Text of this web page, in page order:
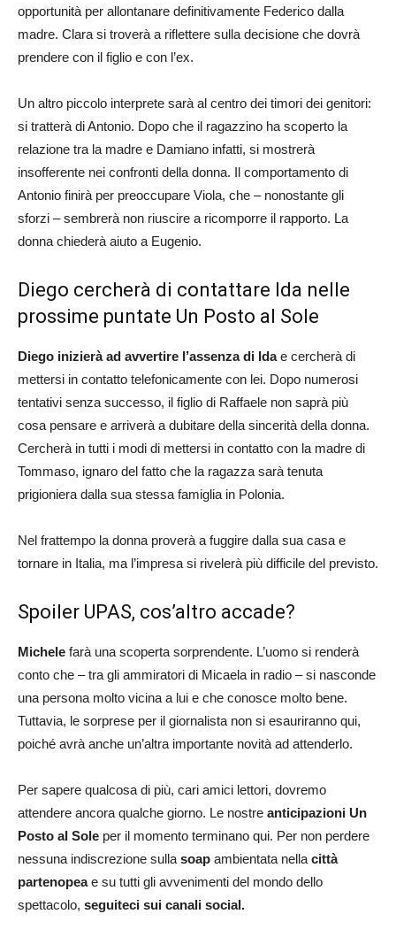
opportunità per allontanare definitivamente Federico dalla
madre. Clara si troverà a riflettere sulla decisione che dovrà
prendere con il figlio e con l’ex.
Un altro piccolo interprete sarà al centro dei timori dei genitori:
si tratterà di Antonio. Dopo che il ragazzino ha scoperto la
relazione tra la madre e Damiano infatti, si mostrerà
insofferente nei confronti della donna. Il comportamento di
Antonio finirà per preoccupare Viola, che – nonostante gli
sforzi – sembrerà non riuscire a ricomporre il rapporto. La
donna chiederà aiuto a Eugenio.
Diego cercherà di contattare Ida nelle
prossime puntate Un Posto al Sole
Diego inizierà ad avvertire l’assenza di Idae cercherà di
mettersi in contatto telefonicamente con lei. Dopo numerosi
tentativi senza successo, il figlio di Raffaele non saprà più
cosa pensare e arriverà a dubitare della sincerità della donna.
Cercherà in tutti i modi di mettersi in contatto con la madre di
Tommaso, ignaro del fatto che la ragazza sarà tenuta
prigioniera dalla sua stessa famiglia in Polonia.
Nel frattempo la donna proverà a fuggire dalla sua casa e
tornare in Italia, ma l’impresa si rivelerà più difficile del previsto.
Spoiler UPAS, cos’altro accade?
Michele farà una scoperta sorprendente. L’uomo si renderà
conto che – tra gli ammiratori di Micaela in radio – si nasconde
una persona molto vicina a lui e che conosce molto bene.
Tuttavia, le sorprese per il giornalista non si esauriranno qui,
poiché avrà anche un’altra importante novità ad attenderlo.
Per sapere qualcosa di più, cari amici lettori, dovremo
attendere ancora qualche giorno. Le nostre anticipazioni Un
Posto al Sole per il momento terminano qui. Per non perdere
nessuna indiscrezione sulla soap ambientata nella città
partenopeae su tutti gli avvenimenti del mondo dello
spettacolo, seguiteci sui canali social.